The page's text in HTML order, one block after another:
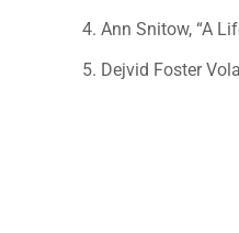
Ann Snitow, “A
Dejvid Foster